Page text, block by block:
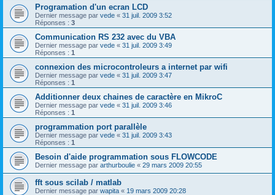
Programation d'un ecran LCD
Dernier message par vede « 31 juil. 2009 3:52
Réponses : 3
Communication RS 232 avec du VBA
Dernier message par vede « 31 juil. 2009 3:49
Réponses : 1
connexion des microcontroleurs a internet par wifi
Dernier message par vede « 31 juil. 2009 3:47
Réponses : 1
Additionner deux chaines de caractère en MikroC
Dernier message par vede « 31 juil. 2009 3:46
Réponses : 1
programmation port parallèle
Dernier message par vede « 31 juil. 2009 3:43
Réponses : 1
Besoin d'aide programmation sous FLOWCODE
Dernier message par arthurboulie « 29 mars 2009 20:55
fft sous scilab / matlab
Dernier message par wapita « 19 mars 2009 20:28